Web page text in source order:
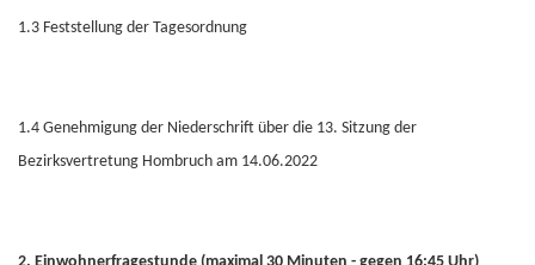
1.3 Feststellung der Tagesordnung
1.4 Genehmigung der Niederschrift über die 13. Sitzung der
Bezirksvertretung Hombruch am 14.06.2022